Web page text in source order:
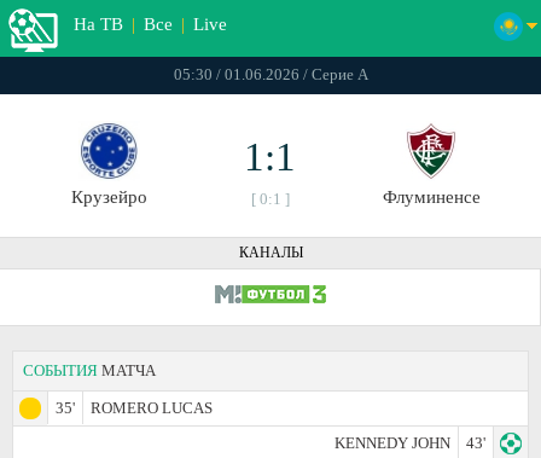
На ТВ | Все | Live
05:30 / 01.06.2026 / Серие А
Крузейро
1:1
[ 0:1 ] Флуминенсе
КАНАЛЫ
СОБЫТИЯ МАТЧА
35'
ROMERO LUCAS
KENNEDY JOHN
43'